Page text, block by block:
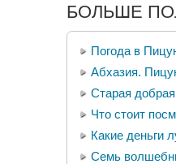
БОЛЬШЕ
Погода в
Абхазия.
Старая
Что стоит
Какие деньги
Семь